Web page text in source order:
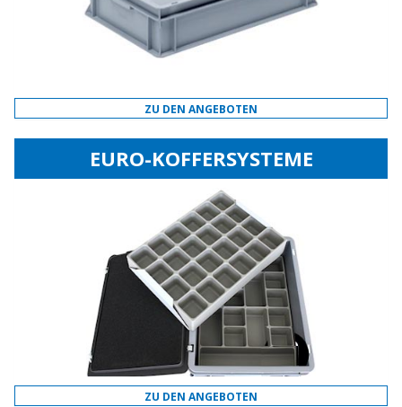
ZU DEN ANGEBOTEN
EURO-KOFFERSYSTEME
ZU DEN ANGEBOTEN